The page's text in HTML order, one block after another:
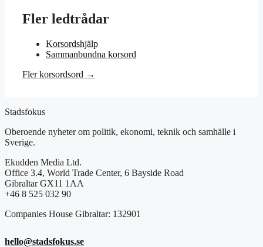
Fler ledtrådar
Korsordshjälp
Sammanbundna korsord
Fler korsordsord →
Stadsfokus
Oberoende nyheter om politik, ekonomi, teknik och samhälle i
Sverige.
Ekudden Media Ltd.
Office 3.4, World Trade Center, 6 Bayside Road
Gibraltar GX11 1AA
+46 8 525 032 90
Companies House Gibraltar: 132901
hello@stadsfokus.se